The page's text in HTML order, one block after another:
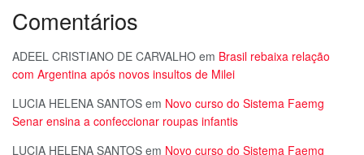
Comentários
ADEEL CRISTIANO DE CARVALHO em Brasil rebaixa relação
com Argentina após novos insultos de Milei
LUCIA HELENA SANTOS em Novo curso do Sistema Faemg
Senar ensina a confeccionar roupas infantis
LUCIA HELENA SANTOS em Novo curso do Sistema Faemg